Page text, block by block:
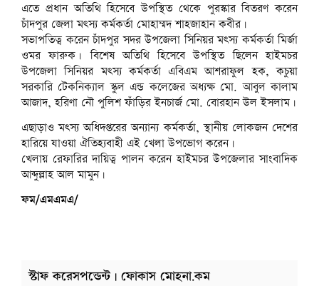
এতে প্রধান অতিথি হিসেবে উপস্থিত থেকে পুরস্কার বিতরণ করেন
চাঁদপুর জেলা মৎস্য কর্মকর্তা মোহাম্মদ শাহজাহান কবীর।
সভাপতিত্ব করেন চাঁদপুর সদর উপজেলা সিনিয়র মৎস্য কর্মকর্তা মির্জা
ওমর ফারুক। বিশেষ অতিথি হিসেবে উপস্থিত ছিলেন হাইমচর
উপজেলা সিনিয়র মৎস্য কর্মকর্তা এবিএম আশরাফুল হক, কচুয়া
সরকারি টেকনিক্যাল স্কুল এন্ড কলেজের অধ্যক্ষ মো. আবুল কালাম
আজাদ, হরিণা নৌ পুলিশ ফাঁড়ির ইনচার্জ মো. বোরহান উল ইসলাম।
এছাড়াও মৎস্য অধিদপ্তরের অন্যান্য কর্মকর্তা, স্থানীয় লোকজন দেশের
হারিয়ে যাওয়া ঐতিহ্যবাহী এই খেলা উপভোগ করেন।
খেলায় রেফারির দায়িত্ব পালন করেন হাইমচর উপজেলার সাংবাদিক
আব্দুল্লাহ আল মামুন।
ফম/এমএমএ/
স্টাফ করেসপন্ডেন্ট | ফোকাস মোহনা.কম